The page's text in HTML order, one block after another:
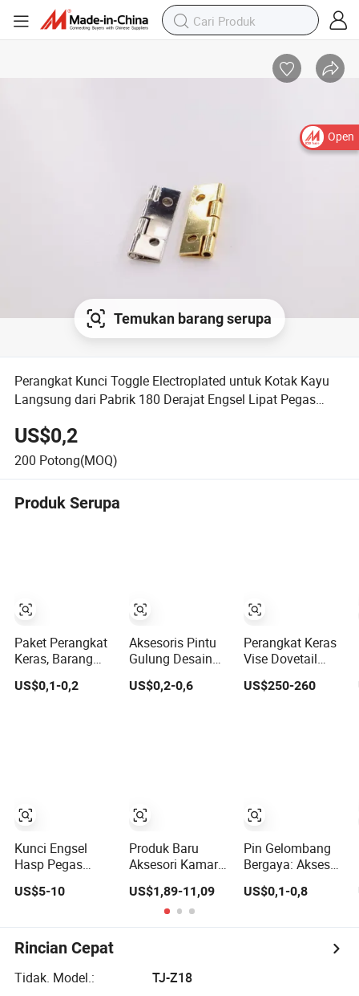
Open
Temukan barang serupa
Perangkat Kunci Toggle Electroplated untuk Kotak Kayu
Langsung dari Pabrik 180 Derajat Engsel Lipat Pegas
US$0,2
200 Potong(MOQ)
Produk Serupa
Paket Perangkat
Keras, Barang
Kulit, Aksesori
Perangkat Keras,
US$0,1-0,2
Kunci Engsel
Hasp Pegas
304 Kotak
Tas Kayu
Aksesoris
US$5-10
Aksesoris Pintu
Gulung Desain
Modern Kustom
US$0,2-0,6
Produk Baru
Aksesori Kamar
dengan Arus Baru
US$1,89-11,09
Perangkat Keras
Vise Dovetail
yang Dapat
Disesuaikan
US$250-260
Pin Gelombang
Bergaya: Aksesori
untuk Gaya
US$0,1-0,8
Rincian Cepat
Tidak. Model.:
TJ-Z18